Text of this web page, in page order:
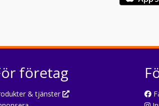
företag
& tjänster